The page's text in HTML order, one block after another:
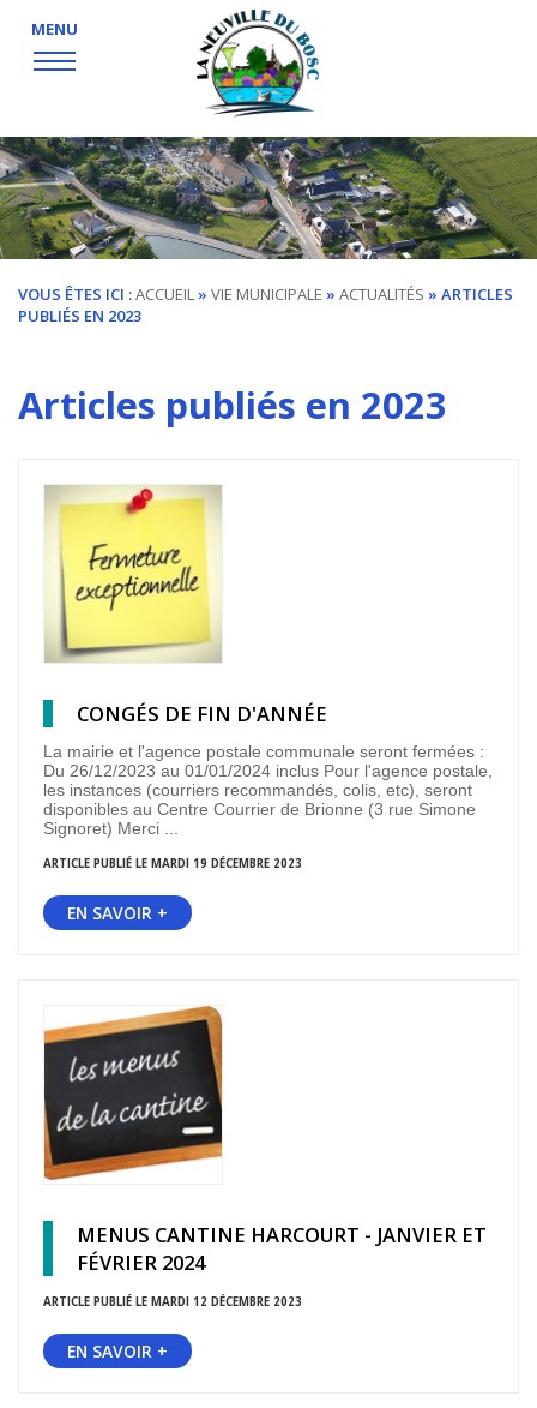
MENU
VOUS ÊTES ICI :ACCUEIL » VIE MUNICIPALE » ACTUALITÉS » ARTICLES
PUBLIÉS EN 2023
Articles publiés en 2023
CONGÉS DE FIN D'ANNÉE
La mairie et l'agence postale communale seront fermées :
Du 26/12/2023 au 01/01/2024 inclus Pour l'agence postale,
les instances (courriers recommandés, colis, etc), seront
disponibles au Centre Courrier de Brionne (3 rue Simone
Signoret) Merci ...
ARTICLE PUBLIÉ LE MARDI 19 DÉCEMBRE 2023
EN SAVOIR +
MENUS CANTINE HARCOURT - JANVIER ET
FÉVRIER 2024
ARTICLE PUBLIÉ LE MARDI 12 DÉCEMBRE 2023
EN SAVOIR +